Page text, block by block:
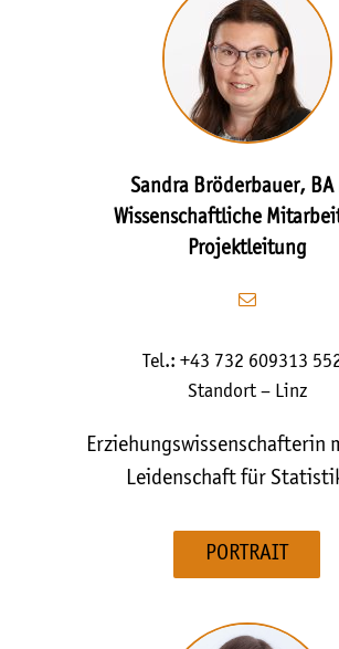
Sandra Bröderbauer, BA
Wissenschaftliche
Projektleitung
Tel.: +43 732 609313
Standort – Linz
Erziehungswissenschafterin
Leidenschaft für
PORTRAIT